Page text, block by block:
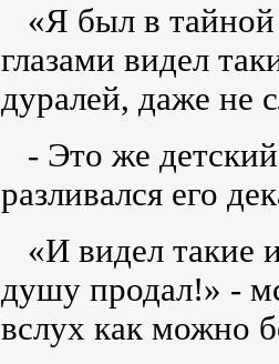
«Я был в тайной
глазами видел
дуралей, даже не
- Это же
разливался его
«И видел такие
душу продал!» -
вслух как можно